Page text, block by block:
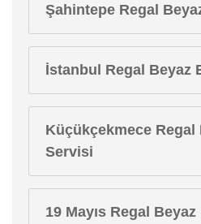
Şahintepe Regal
İstanbul Regal Beyaz
Küçükçekmece Regal
Servisi
19 Mayıs Regal